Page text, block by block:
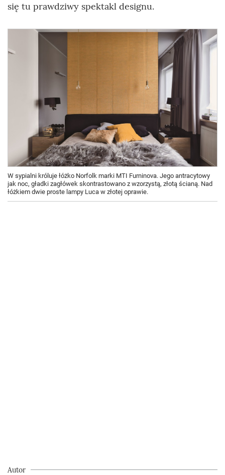
się tu prawdziwy spektakl designu.
W sypialni króluje łóżko Norfolk marki MTI Furninova. Jego antracytowy
jak noc, gładki zagłówek skontrastowano z wzorzystą, złotą ścianą. Nad
łóżkiem dwie proste lampy Luca w złotej oprawie.
Autor